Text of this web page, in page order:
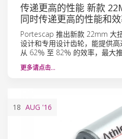
传递更高的性能 新款
同时传递更高的性能和
Portescap 推出新款 22mm 大
设计和专用设计齿轮，能提供
从 62％ 至 82％ 的效率，最大
更多请点击…
18 AUG '16